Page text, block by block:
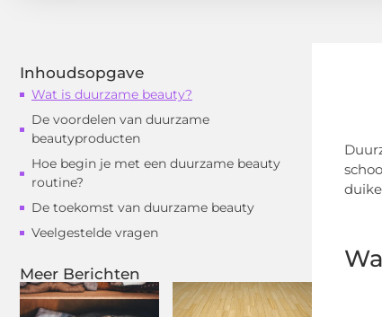
Inhoudsopgave
Wat is duurzame beauty?
De voordelen van duurzame
beautyproducten
Hoe begin je met een duurzame beauty
routine?
De toekomst van duurzame beauty
Veelgestelde vragen
Meer Berichten